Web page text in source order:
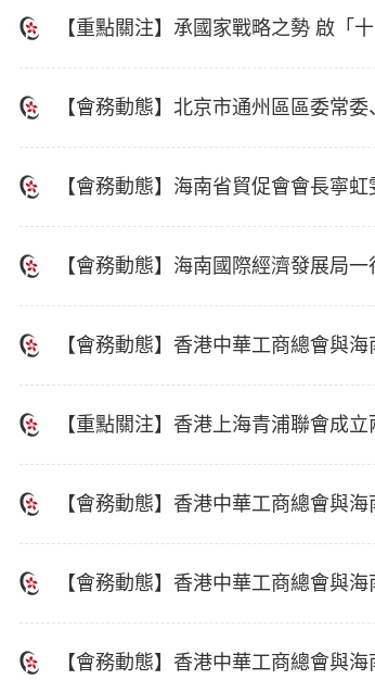
【重點關注】承國家戰略之勢 啟
京都市圈科技產業融合創新推進會
【會務動態】北京市通州區區委常
【會務動態】海南省貿促會會長寧
並簽署合作備忘錄
【會務動態】海南國際經濟發展局
【會務動態】香港中華工商總會與
【重點關注】香港上海青浦聯會成
主席陳峰榮任聯會副會長
【會務動態】香港中華工商總會與
【會務動態】香港中華工商總會與
【會務動態】香港中華工商總會與